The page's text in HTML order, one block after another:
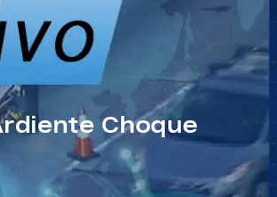
Choque